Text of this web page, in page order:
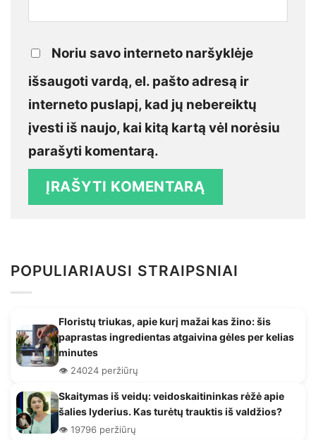
Noriu savo interneto naršyklėje
išsaugoti vardą, el. pašto adresą ir
interneto puslapį, kad jų nebereiktų
įvesti iš naujo, kai kitą kartą vėl norėsiu
parašyti komentarą.
POPULIARIAUSI STRAIPSNIAI
Floristų triukas, apie kurį mažai kas žino: šis
paprastas ingredientas atgaivina gėles per kelias
minutes
👁️ 24024 peržiūrų
Skaitymas iš veidų: veidoskaitininkas rėžė apie
šalies lyderius. Kas turėtų trauktis iš valdžios?
👁️ 19796 peržiūrų